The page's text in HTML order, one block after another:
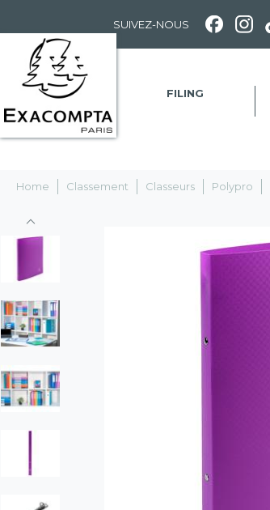
SUIVEZ-NOUS
FILING
Home Classement Classeurs Polypro